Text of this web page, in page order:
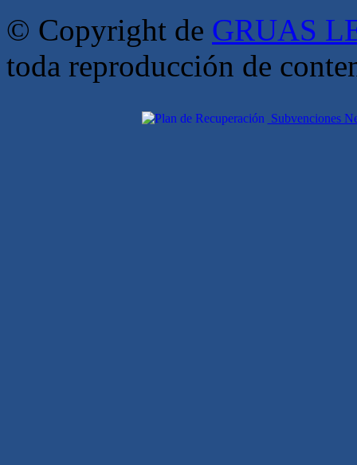
© Copyright de GRUAS
toda reproducción de
Subvenciones